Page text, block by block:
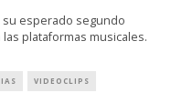
su esperado segundo
plataformas musicales.
VIDEOCLIPS